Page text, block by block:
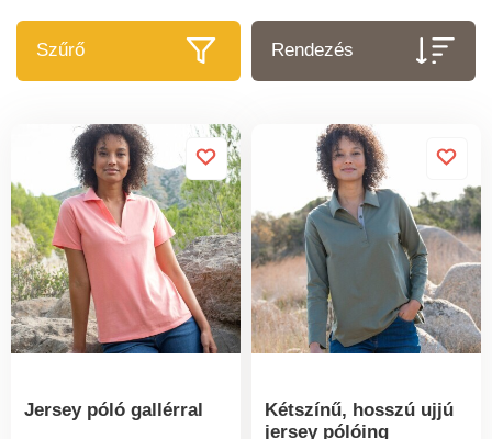
Szűrő Rendezés
Jersey póló gallérral
Kétszínű, hosszú ujjú
jersey pólóing